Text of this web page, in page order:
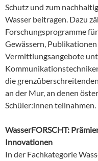
Schutz und zum
Wasser beitragen. Dazu
Forschungsprogramme
Gewässern,
Vermittlungsangebote
die
an der Mur, an denen
Schüler:innen teilnahmen.
WasserFORSCHT:
Innovationen
In der Fachkategorie